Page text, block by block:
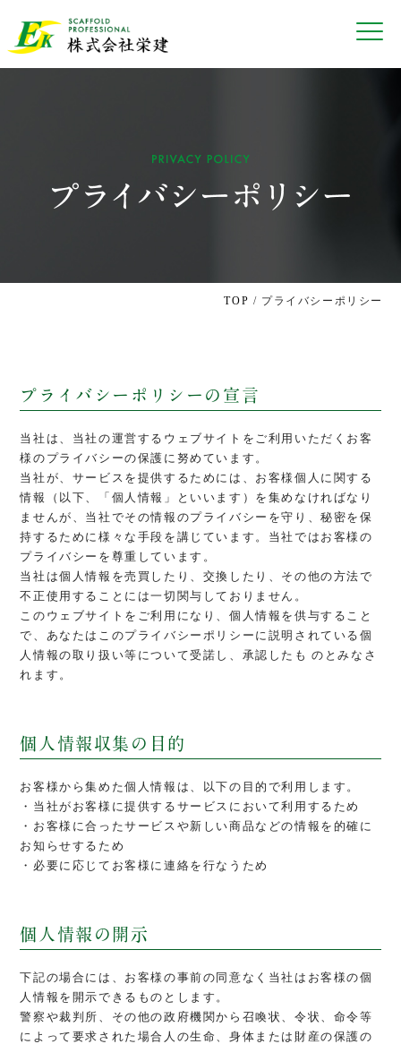
TOP / プライバシーポリシー
プライバシーポリシーの宣言
当社は、当社の運営するウェブサイトをご利用いただくお客
様のプライバシーの保護に努めています。
当社が、サービスを提供するためには、お客様個人に関する
情報（以下、「個人情報」といいます）を集めなければなり
ませんが、当社でその情報のプライバシーを守り、秘密を保
持するために様々な手段を講じています。当社ではお客様の
プライバシーを尊重しています。
当社は個人情報を売買したり、交換したり、その他の方法で
不正使用することには一切関与しておりません。
このウェブサイトをご利用になり、個人情報を供与すること
で、あなたはこのプライバシーポリシーに説明されている個
人情報の取り扱い等について受諾し、承認したも のとみなさ
れます。
個人情報収集の目的
お客様から集めた個人情報は、以下の目的で利用します。
・当社がお客様に提供するサービスにおいて利用するため
・お客様に合ったサービスや新しい商品などの情報を的確に
お知らせするため
・必要に応じてお客様に連絡を行なうため
個人情報の開示
下記の場合には、お客様の事前の同意なく当社はお客様の個
人情報を開示できるものとします。
警察や裁判所、その他の政府機関から召喚状、令状、命令等
によって要求された場合人の生命、身体または財産の保護の